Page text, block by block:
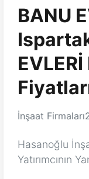
BANU
İnşaat Firmaları
Hasanoğlu
Yatırımcının